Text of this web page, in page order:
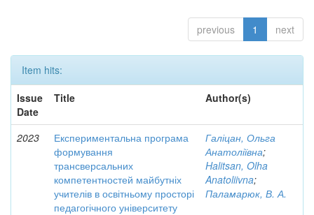
previous 1 next
Item hits:
Issue
Date
Title Author(s)
2023
Експериментальна програма
формування
трансверсальних
компетентностей майбутніх
учителів в освітньому просторі
педагогічного університету
Галіцан, Ольга
Анатоліївна;
Halitsan, Olha
Anatoliivna;
Паламарюк, В. А.